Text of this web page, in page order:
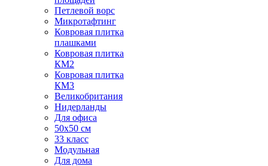
Петлевой ворс
Микротафтинг
Ковровая плитка
плашками
Ковровая плитка
КМ2
Ковровая плитка
КМ3
Великобритания
Нидерланды
Для офиса
50х50 см
33 класс
Модульная
Для дома